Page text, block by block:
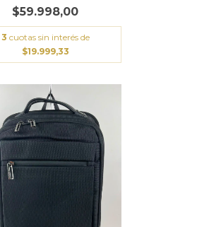
$59.998,00
3 cuotas sin interés de
$19.999,33